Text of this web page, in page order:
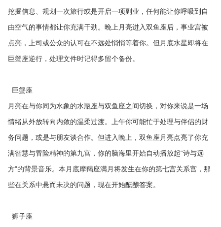
挖掘信息、规划一次旅行或是开启一项副业，任何能让你呼吸到自
由空气的事情都让你充满干劲。晚上月亮进入双鱼座后，事业宫被
点亮，上司或公众的认可在不远处悄悄等着你。但月底水星即将在
巨蟹座逆行，处理文件时记得多留个备份。
巨蟹座
月亮在与你同为水象的水瓶座与双鱼座之间切换，对你来说是一场
情绪从外放转向内敛的温柔过渡。上午你可能忙于处理与伴侣的财
务问题，或是与朋友谈合作。但进入晚上，双鱼座月亮点亮了你充
满智慧与冒险精神的第九宫，你的脑海里开始自动播放起“诗与远
方”的背景音乐。本月底摩羯座满月将发生在你的第七宫关系宫，那
些在关系中悬而未决的问题，现在开始酝酿答案。
狮子座